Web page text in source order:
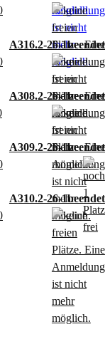
A316.2-26-1
A308.2-26-1
A309.2-26-1
A310.2-26-1